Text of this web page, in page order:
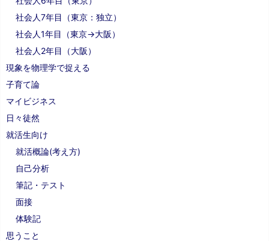
社会人7年目（東京：独立）
社会人1年目（東京→大阪）
社会人2年目（大阪）
現象を物理学で捉える
子育て論
マイビジネス
日々徒然
就活生向け
就活概論(考え方)
自己分析
筆記・テスト
面接
体験記
思うこと